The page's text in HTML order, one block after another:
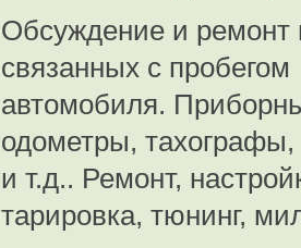
Обсуждение и ремонт
связанных с пробегом
автомобиля.
одометры,
и т.д.. Ремонт,
тарировка, тюнинг,